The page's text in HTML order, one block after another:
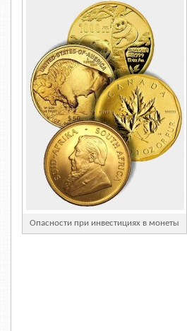
Опасности при инвестициях в монеты